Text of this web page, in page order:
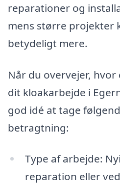
reparationer og
mens større projekter
betydeligt mere.
Når du overvejer,
dit kloakarbejde i
god idé at tage
betragtning:
Type af arbejde:
reparation eller